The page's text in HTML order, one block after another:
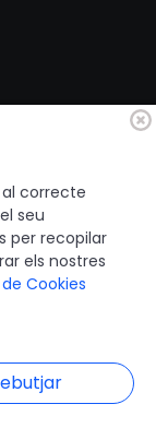
Tots els drets
privacitat|
|
correcte
seu
per recopilar
els nostres
Cookies